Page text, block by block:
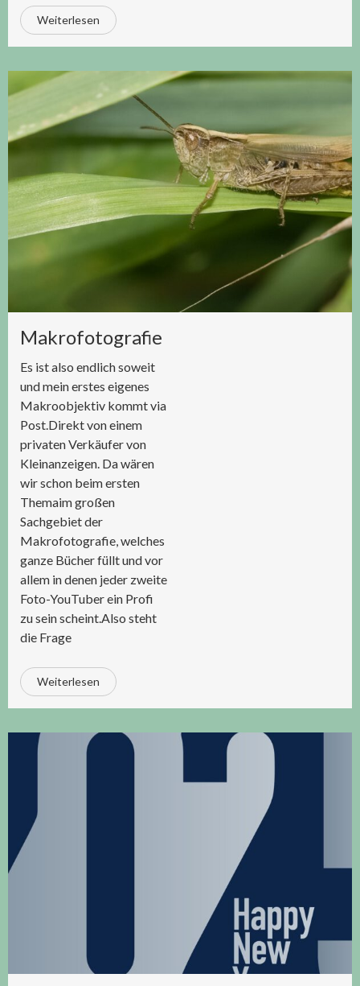
Weiterlesen
Makrofotografie
Es ist also endlich soweit
und mein erstes eigenes
Makroobjektiv kommt via
Post.Direkt von einem
privaten Verkäufer von
Klein­anzeigen. Da wären
wir schon beim ersten
Themaim großen
Sachgebiet der
Makrofotografie, welches
ganze Bücher füllt und vor
allem in denen jeder zweite
Foto-YouTuber ein Profi
zu sein scheint.Also steht
die Frage
Weiterlesen